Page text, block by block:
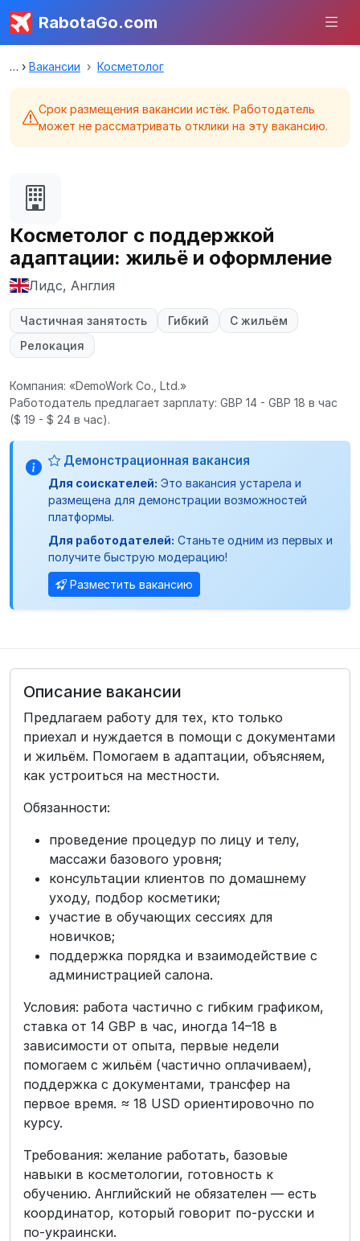
RabotaGo.com
Вакансии Косметолог
Срок размещения вакансии истёк. Работодатель
может не рассматривать отклики на эту вакансию.
Косметолог с поддержкой
адаптации: жильё и оформление
Лидс, Англия
Частичная занятость Гибкий
С жильём
Релокация
Компания: «DemoWork Co., Ltd.»
Работодатель предлагает зарплату: GBP 14 - GBP 18 в час
($ 19 - $ 24 в час).
Демонстрационная вакансия
Для соискателей: Это вакансия устарела и
размещена для демонстрации возможностей
платформы.
Для работодателей: Станьте одним из первых и
получите быструю модерацию!
Разместить вакансию
Описание вакансии
Предлагаем работу для тех, кто только
приехал и нуждается в помощи с документами
и жильём. Помогаем в адаптации, объясняем,
как устроиться на местности.
Обязанности:
проведение процедур по лицу и телу,
массажи базового уровня;
консультации клиентов по домашнему
уходу, подбор косметики;
участие в обучающих сессиях для
новичков;
поддержка порядка и взаимодействие с
администрацией салона.
Условия: работа частично с гибким графиком,
ставка от 14 GBP в час, иногда 14–18 в
зависимости от опыта, первые недели
помогаем с жильём (частично оплачиваем),
поддержка с документами, трансфер на
первое время. ≈ 18 USD ориентировочно по
курсу.
Требования: желание работать, базовые
навыки в косметологии, готовность к
обучению. Английский не обязателен — есть
координатор, который говорит по-русски и
по-украински.